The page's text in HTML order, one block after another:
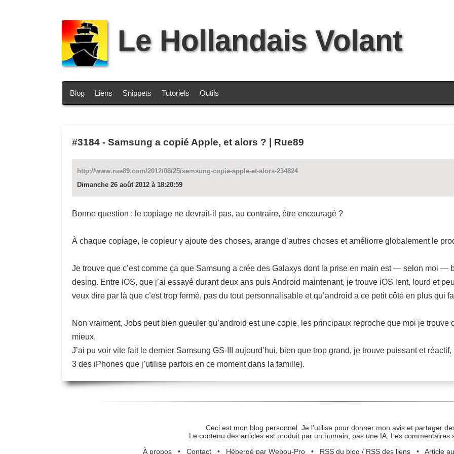
Le Hollandais Volant
Blog Liens Snippets Tutoriels Outils
#3184 - Samsung a copié Apple, et alors ? | Rue89
http://www.rue89.com/2012/08/25/samsung-copie-apple-et-alors-234824
Dimanche 26 août 2012 à 18:20:59
Bonne question : le copiage ne devrait-il pas, au contraire, être encouragé ?
À chaque copiage, le copieur y ajoute des choses, arange d’autres choses et améliorre globalement le
Je trouve que c’est comme ça que Samsung a crée des Galaxys dont la prise en main est — selon moi —
desing. Entre iOS, que j’ai essayé durant deux ans puis Android maintenant, je trouve iOS lent, lourd et
veux dire par là que c’est trop fermé, pas du tout personnalisable et qu’android a ce petit côté en plus qui
Non vraiment, Jobs peut bien gueuler qu’android est une copie, les principaux reproche que moi je trouve
mieux.
J’ai pu voir vite fait le dernier Samsung GS-III aujourd’hui, bien que trop grand, je trouve puissant et
3 des iPhones que j’utilise parfois en ce moment dans la famille).
Ceci est mon blog personnel. Je l’utilise pour donner mon avis et partager
Le contenu des articles est produit par un humain, pas une IA. Les commentaires
À propos• Contact• Hébergé par Webou-Pro• RSS du blog / RSS des liens• Article